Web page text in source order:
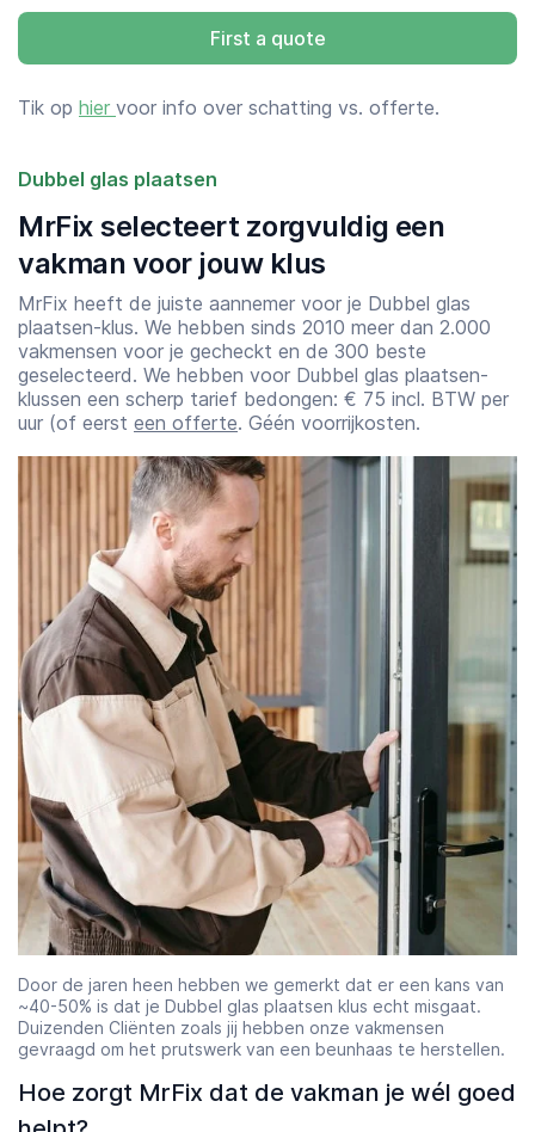
First a quote
Tik op hier voor info over schatting vs. offerte.
Dubbel glas plaatsen
MrFix selecteert zorgvuldig een
vakman voor jouw klus
MrFix heeft de juiste aannemer voor je Dubbel glas
plaatsen-klus. We hebben sinds 2010 meer dan 2.000
vakmensen voor je gecheckt en de 300 beste
geselecteerd. We hebben voor Dubbel glas plaatsen-
klussen een scherp tarief bedongen: € 75 incl. BTW per
uur (of eerst een offerte. Géén voorrijkosten.
Door de jaren heen hebben we gemerkt dat er een kans van
~40-50% is dat je Dubbel glas plaatsen klus echt misgaat.
Duizenden Cliënten zoals jij hebben onze vakmensen
gevraagd om het prutswerk van een beunhaas te herstellen.
Hoe zorgt MrFix dat de vakman je wél goed